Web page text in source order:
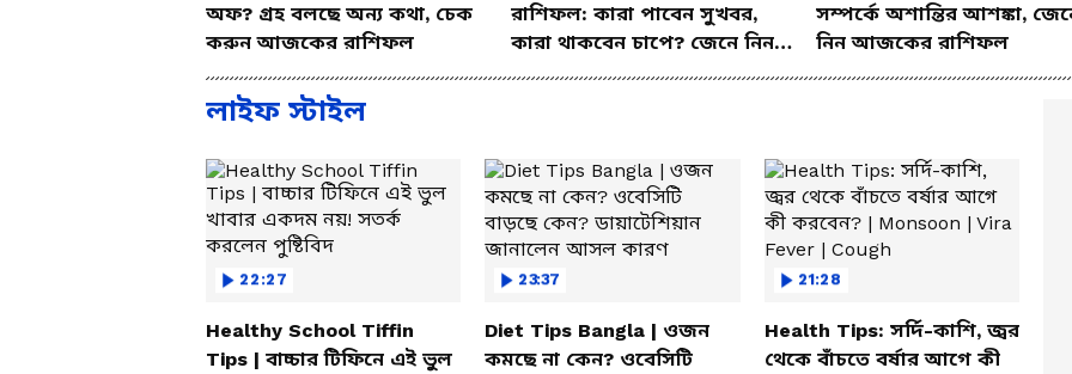
অফ? গ্রহ বলছে অন্য কথা, চেক
করুন আজকের রাশিফল
রাশিফল: কারা পাবেন সুখবর,
কারা থাকবেন চাপে? জেনে নিন
সম্পর্কে অশান্তির আশঙ্কা,
নিন আজকের রাশিফল
লাইফ স্টাইল
22:27
Healthy School Tiffin
Tips | বাচ্চার টিফিনে এই ভুল
23:37
Diet Tips Bangla | ওজন
কমছে না কেন? ওবেসিটি
21:28
Health Tips: সর্দি-কাশি, জ্বর
থেকে বাঁচতে বর্ষার আগে কী